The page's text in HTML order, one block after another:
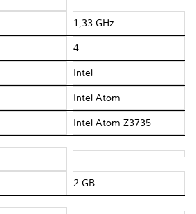
1,33 GHz
4
Intel
Intel Atom
Intel Atom Z3735
2 GB